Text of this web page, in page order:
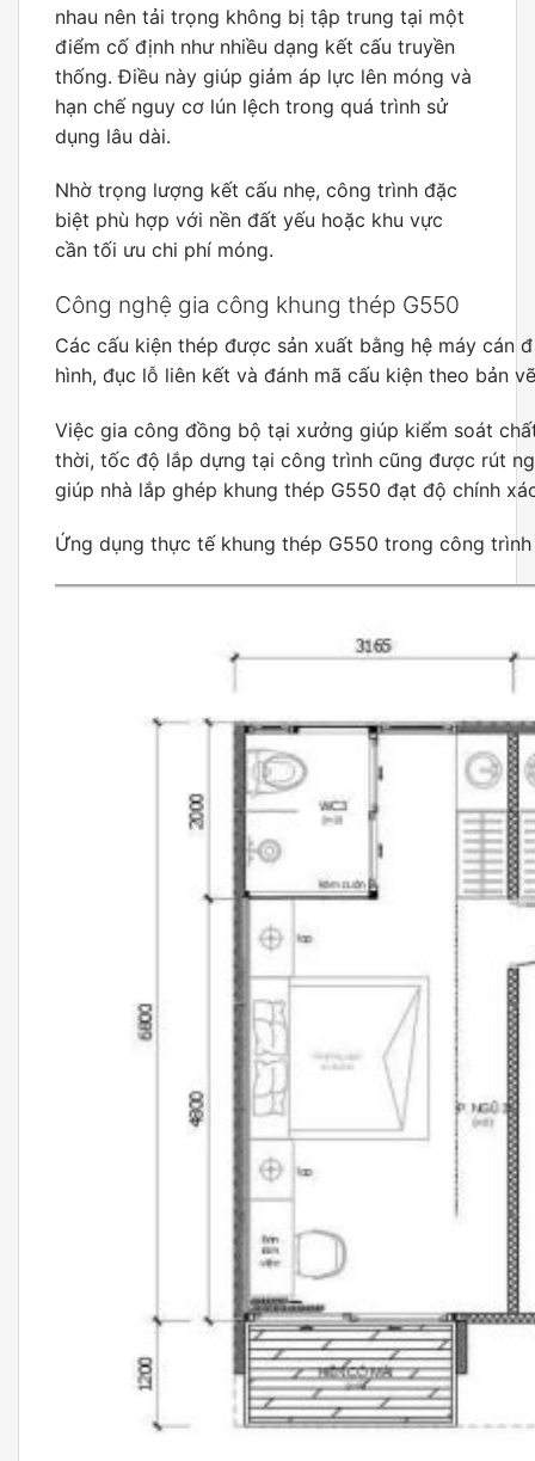
nhau nên tải trọng không bị tập trung tại một
điểm cố định như nhiều dạng kết cấu truyền
thống. Điều này giúp giảm áp lực lên móng và
hạn chế nguy cơ lún lệch trong quá trình sử
dụng lâu dài.
Nhờ trọng lượng kết cấu nhẹ, công trình đặc
biệt phù hợp với nền đất yếu hoặc khu vực
cần tối ưu chi phí móng.
Công nghệ gia công khung thép G550
Các cấu kiện thép được sản xuất bằng hệ máy cán
hình, đục lỗ liên kết và đánh mã cấu kiện theo bản
Việc gia công đồng bộ tại xưởng giúp kiểm soát
thời, tốc độ lắp dựng tại công trình cũng được rút
giúp nhà lắp ghép khung thép G550 đạt độ chính
Ứng dụng thực tế khung thép G550 trong công